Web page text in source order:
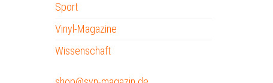
Sport
Vinyl-Magazine
Wissenschaft